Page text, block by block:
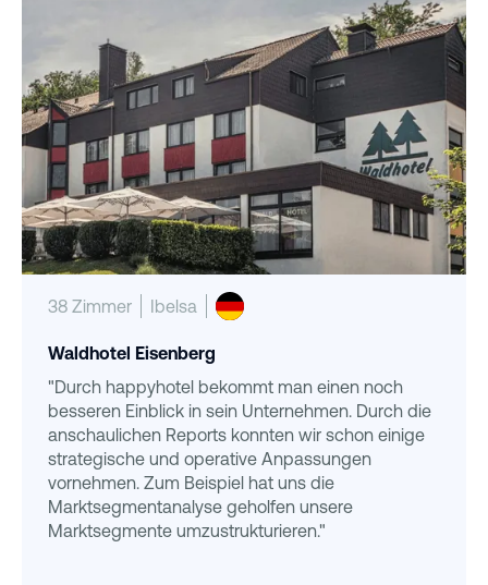
38 Zimmer Ibelsa
Waldhotel Eisenberg
"Durch happyhotel bekommt man einen noch
besseren Einblick in sein Unternehmen. Durch die
anschaulichen Reports konnten wir schon einige
strategische und operative Anpassungen
vornehmen. Zum Beispiel hat uns die
Marktsegmentanalyse geholfen unsere
Marktsegmente umzustrukturieren."